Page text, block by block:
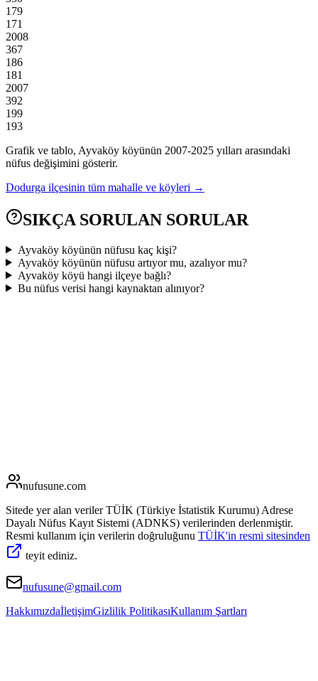
179
171
2008
367
186
181
2007
392
199
193
Grafik ve tablo, Ayvaköy köyünün 2007-2025 yılları arasındaki
nüfus değişimini gösterir.
Dodurga ilçesinin tüm mahalle ve köyleri →
SIKÇA SORULAN SORULAR
Ayvaköy köyünün nüfusu kaç kişi?
Ayvaköy köyünün nüfusu artıyor mu, azalıyor mu?
Ayvaköy köyü hangi ilçeye bağlı?
Bu nüfus verisi hangi kaynaktan alınıyor?
nufusune.com
Sitede yer alan veriler TÜİK (Türkiye İstatistik Kurumu) Adrese
Dayalı Nüfus Kayıt Sistemi (ADNKS) verilerinden derlenmiştir.
Resmi kullanım için verilerin doğruluğunu TÜİK'in resmi sitesinden
teyit ediniz.
nufusune@gmail.com
HakkımızdaİletişimGizlilik PolitikasıKullanım Şartları